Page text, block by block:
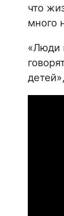
что
много
«Люди